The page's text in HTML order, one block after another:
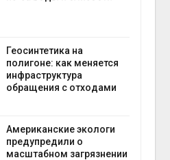
Геосинтетика на
полигоне: как меняется
инфраструктура
обращения с отходами
Американские экологи
предупредили о
масштабном загрязнении